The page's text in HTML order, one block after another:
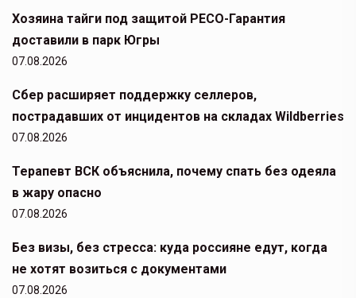
Хозяина тайги под защитой РЕСО-Гарантия
доставили в парк Югры
07.08.2026
Сбер расширяет поддержку селлеров,
пострадавших от инцидентов на складах Wildberries
07.08.2026
Терапевт ВСК объяснила, почему спать без одеяла
в жару опасно
07.08.2026
Без визы, без стресса: куда россияне едут, когда
не хотят возиться с документами
07.08.2026